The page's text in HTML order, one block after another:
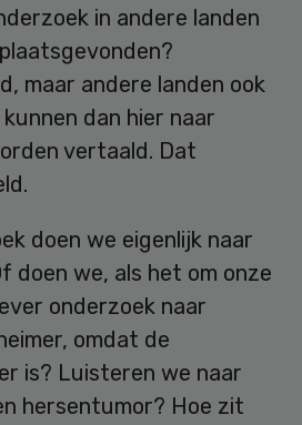
in andere landen
maar andere landen ook
dan hier naar
vertaald. Dat
doen we eigenlijk naar
doen we, als het om onze
onderzoek naar
omdat de
is? Luisteren we naar
hersentumor? Hoe zit